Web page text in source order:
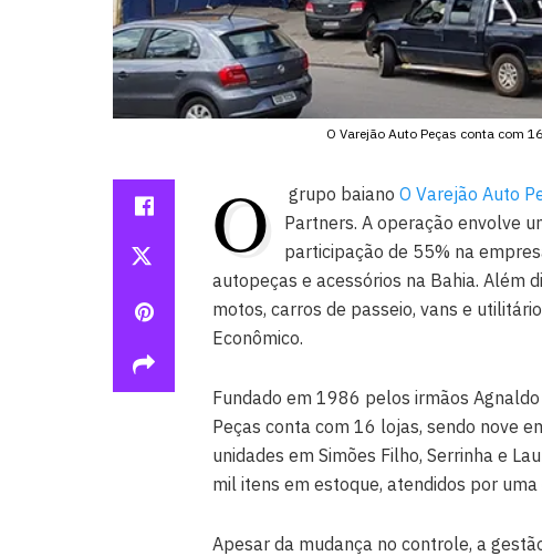
O Varejão Auto Peças conta com
O grupo baianoO Varejão Auto
Partners. A operação envolve
participação de 55% na
autopeças e acessórios na Bahia. Além
motos, carros de passeio, vans e
Econômico.
Fundado em 1986 pelos irmãos
Peças conta com 16 lojas, sendo nove
unidades em Simões Filho, Serrinha e
mil itens em estoque, atendidos por
Apesar da mudança no controle, a